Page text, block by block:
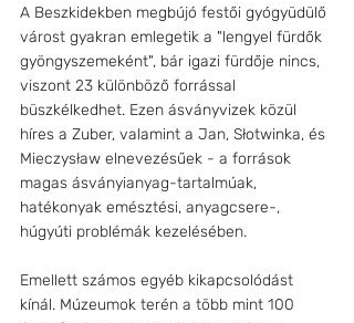
A Beszkidekben megbújó festői gyógyüdülő
várost gyakran emlegetik a "lengyel fürdők
gyöngyszemeként", bár igazi fürdője nincs,
viszont 23 különböző forrással
büszkélkedhet. Ezen ásványvizek közül
híres a Zuber, valamint a Jan, Słotwinka, és
Mieczysław elnevezésűek - a források
magas ásványianyag-tartalmúak,
hatékonyak emésztési, anyagcsere-,
húgyúti problémák kezelésében.
Emellett számos egyéb kikapcsolódást
kínál. Múzeumok terén a több mint 100